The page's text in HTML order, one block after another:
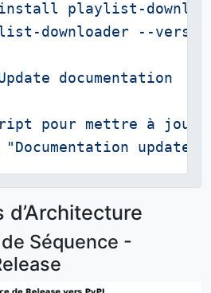
playlist-
documentation
pour mettre à jour
"Documentation updated
d’Architecture
Séquence -